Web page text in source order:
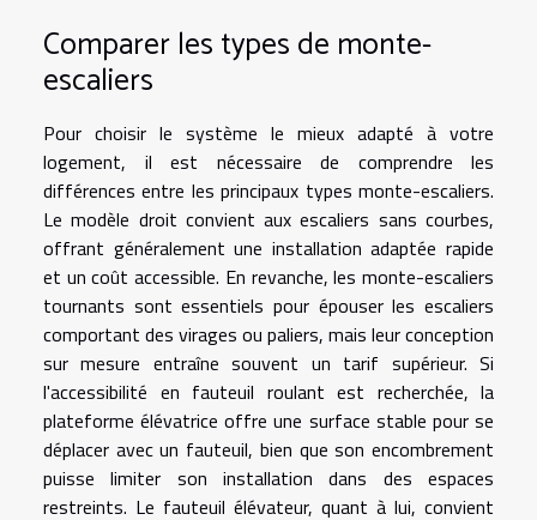
Comparer les types de monte-
escaliers
Pour choisir le système le mieux adapté à votre
logement, il est nécessaire de comprendre les
différences entre les principaux types monte-escaliers.
Le modèle droit convient aux escaliers sans courbes,
offrant généralement une installation adaptée rapide
et un coût accessible. En revanche, les monte-escaliers
tournants sont essentiels pour épouser les escaliers
comportant des virages ou paliers, mais leur conception
sur mesure entraîne souvent un tarif supérieur. Si
l'accessibilité en fauteuil roulant est recherchée, la
plateforme élévatrice offre une surface stable pour se
déplacer avec un fauteuil, bien que son encombrement
puisse limiter son installation dans des espaces
restreints. Le fauteuil élévateur, quant à lui, convient